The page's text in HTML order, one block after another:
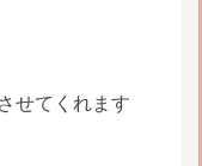
せてくれます